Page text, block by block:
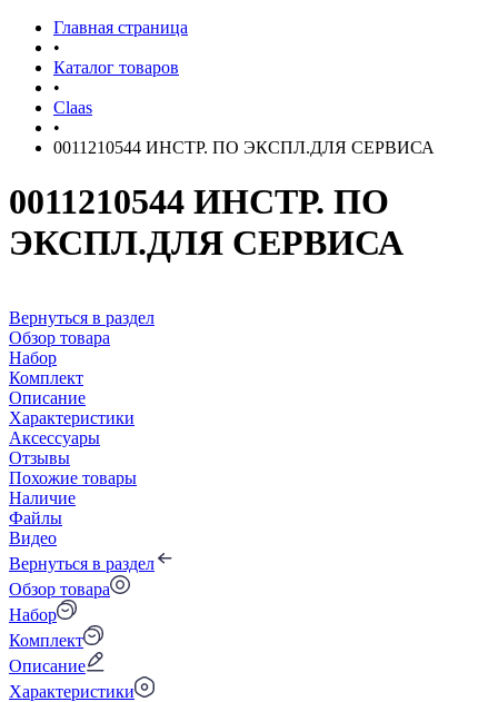
Главная страница
•
Каталог товаров
•
Claas
•
0011210544 ИНСТР. ПО ЭКСПЛ.ДЛЯ СЕРВИСА
0011210544 ИНСТР. ПО
ЭКСПЛ.ДЛЯ СЕРВИСА
Вернуться в раздел
Обзор товара
Набор
Комплект
Описание
Характеристики
Аксессуары
Отзывы
Похожие товары
Наличие
Файлы
Видео
Вернуться в раздел
Обзор товара
Набор
Комплект
Описание
Характеристики